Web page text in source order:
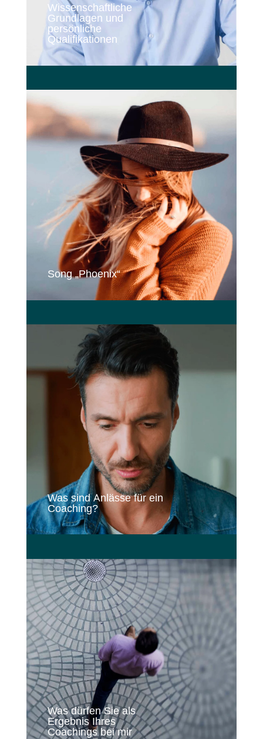
Wissenschaftliche
Grundlagen und
persönliche
Qualifikationen
Song „Phoenix“
Was sind Anlässe für ein
Coaching?
Was dürfen Sie als
Ergebnis Ihres
Coachings bei mir